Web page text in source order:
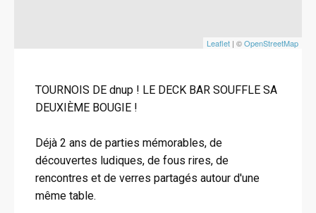
Leaflet | ©OpenStreetMap
TOURNOIS DE dnup ! LE DECK BAR SOUFFLE SA
DEUXIÈME BOUGIE !
Déjà 2 ans de parties mémorables, de
découvertes ludiques, de fous rires, de
rencontres et de verres partagés autour d'une
même table.